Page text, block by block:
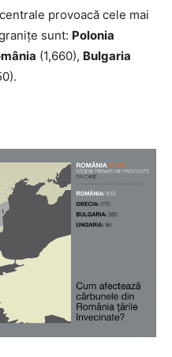
provoacă cele mai
sunt: Polonia
(1,660), Bulgaria